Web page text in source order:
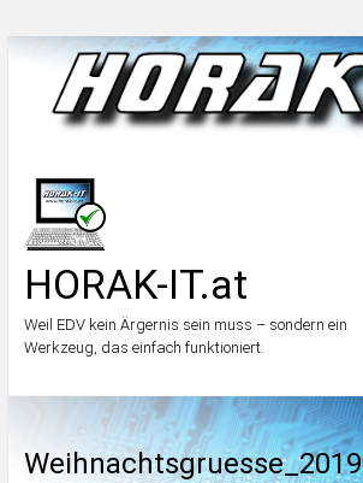
springen
HORAK-IT.at
Weil EDV kein Ärgernis sein muss – sondern ein
Werkzeug, das einfach funktioniert.
Weihnachtsgruesse_2019